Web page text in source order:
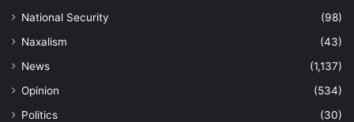
National Security
(98)
Naxalism
(43)
News
(1,137)
Opinion
(534)
Politics
(30)